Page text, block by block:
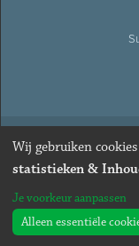
© 2026Ancien
Webdesign &
Wij gebruiken
statistieken &
Je voorkeur aanpassen
Alleen essentiële